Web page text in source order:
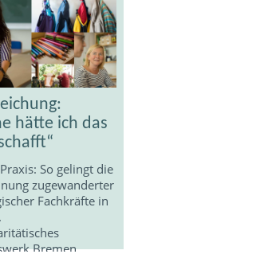
hätte ich das
So gelingt die
zugewanderter
Fachkräfte in
Bremen